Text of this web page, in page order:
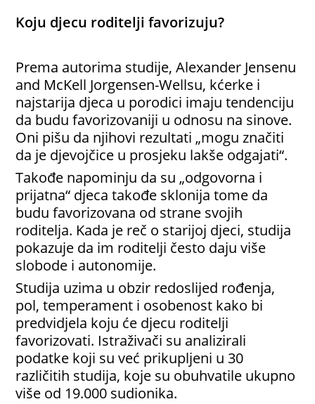
Koju djecu roditelji favorizuju?
Prema autorima studije, Alexander Jensenu
and McKell Jorgensen-Wellsu, kćerke i
najstarija djeca u porodici imaju tendenciju
da budu favorizovaniji u odnosu na sinove.
Oni pišu da njihovi rezultati „mogu značiti
da je djevojčice u prosjeku lakše odgajati“.
Takođe napominju da su „odgovorna i
prijatna“ djeca takođe sklonija tome da
budu favorizovana od strane svojih
roditelja. Kada je reč o starijoj djeci, studija
pokazuje da im roditelji često daju više
slobode i autonomije.
Studija uzima u obzir redoslijed rođenja,
pol, temperament i osobenost kako bi
predvidjela koju će djecu roditelji
favorizovati. Istraživači su analizirali
podatke koji su već prikupljeni u 30
različitih studija, koje su obuhvatile ukupno
više od 19.000 sudionika.